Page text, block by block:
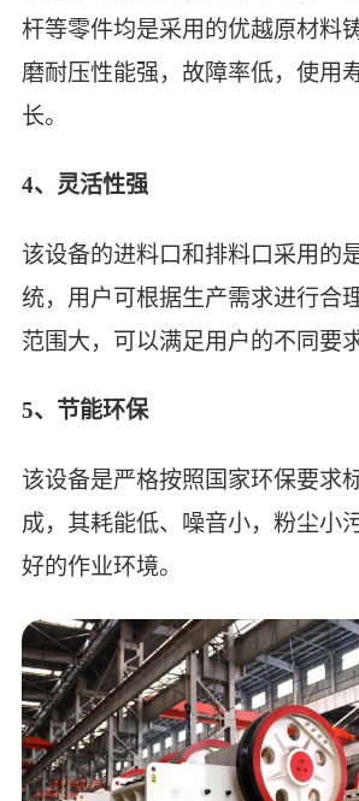
杆等零件均是采用的优越原材料
磨耐压性能强，故障率低，使用
长。
4、灵活性强
该设备的进料口和排料口采用的
统，用户可根据生产需求进行合
范围大，可以满足用户的不同要求
5、节能环保
该设备是严格按照国家环保要求
成，其耗能低、噪音小，粉尘小
好的作业环境。